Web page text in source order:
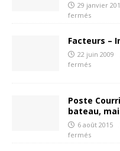
29 janvier
fermés
Facteurs –
22 juin 2009
fermés
Poste
bateau,
6 août 2015
fermés